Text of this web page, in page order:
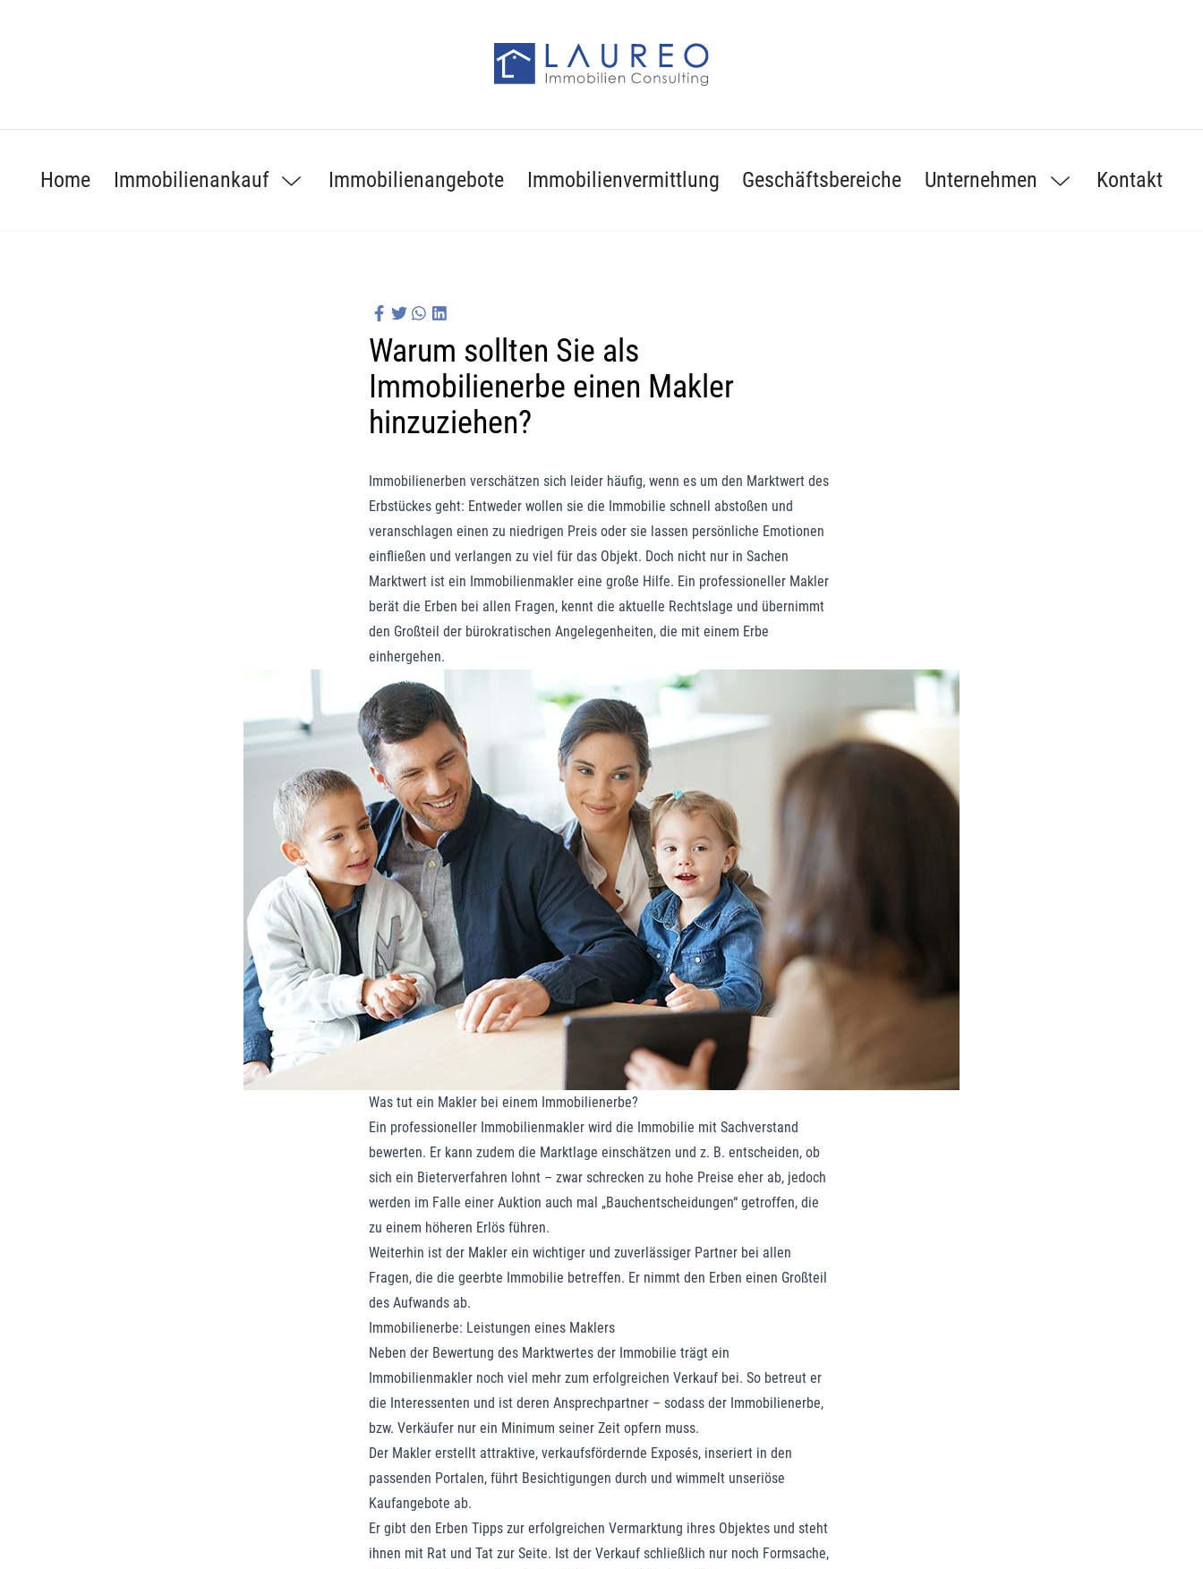
Home Immobilienankauf Immobilienangebote Immobilienvermittlung Geschäftsbereiche Unternehmen Kontakt
Warum sollten Sie als
Immobilienerbe einen Makler
hinzuziehen?
Immobilienerben verschätzen sich leider häufig, wenn es um den Marktwert des
Erbstückes geht: Entweder wollen sie die Immobilie schnell abstoßen und
veranschlagen einen zu niedrigen Preis oder sie lassen persönliche Emotionen
einfließen und verlangen zu viel für das Objekt. Doch nicht nur in Sachen
Marktwert ist ein Immobilienmakler eine große Hilfe. Ein professioneller Makler
berät die Erben bei allen Fragen, kennt die aktuelle Rechtslage und übernimmt
den Großteil der bürokratischen Angelegenheiten, die mit einem Erbe
einhergehen.
Was tut ein Makler bei einem Immobilienerbe?
Ein professioneller Immobilienmakler wird die Immobilie mit Sachverstand
bewerten. Er kann zudem die Marktlage einschätzen und z. B. entscheiden, ob
sich ein Bieterverfahren lohnt – zwar schrecken zu hohe Preise eher ab, jedoch
werden im Falle einer Auktion auch mal „Bauchentscheidungen“ getroffen, die
zu einem höheren Erlös führen.
Weiterhin ist der Makler ein wichtiger und zuverlässiger Partner bei allen
Fragen, die die geerbte Immobilie betreffen. Er nimmt den Erben einen Großteil
des Aufwands ab.
Immobilienerbe: Leistungen eines Maklers
Neben der Bewertung des Marktwertes der Immobilie trägt ein
Immobilienmakler noch viel mehr zum erfolgreichen Verkauf bei. So betreut er
die Interessenten und ist deren Ansprechpartner – sodass der Immobilienerbe,
bzw. Verkäufer nur ein Minimum seiner Zeit opfern muss.
Der Makler erstellt attraktive, verkaufsfördernde Exposés, inseriert in den
passenden Portalen, führt Besichtigungen durch und wimmelt unseriöse
Kaufangebote ab.
Er gibt den Erben Tipps zur erfolgreichen Vermarktung ihres Objektes und steht
ihnen mit Rat und Tat zur Seite. Ist der Verkauf schließlich nur noch Formsache,